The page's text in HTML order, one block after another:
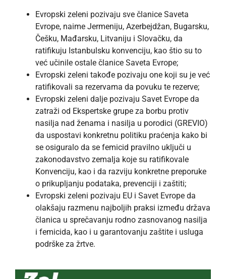
Evropski zeleni pozivaju sve članice Saveta
Evrope, naime Jermeniju, Azerbejdžan, Bugarsku,
Češku, Mađarsku, Litvaniju i Slovačku, da
ratifikuju Istanbulsku konvenciju, kao štio su to
već učinile ostale članice Saveta Evrope;
Evropski zeleni takođe pozivaju one koji su je već
ratifikovali sa rezervama da povuku te rezerve;
Evropski zeleni dalje pozivaju Savet Evrope da
zatraži od Ekspertske grupe za borbu protiv
nasilja nad ženama i nasilja u porodici (GREVIO)
da uspostavi konkretnu politiku praćenja kako bi
se osiguralo da se femicid pravilno uključi u
zakonodavstvo zemalja koje su ratifikovale
Konvenciju, kao i da razviju konkretne preporuke
o prikupljanju podataka, prevenciji i zaštiti;
Evropski zeleni pozivaju EU i Savet Evrope da
olakšaju razmenu najboljih praksi između država
članica u sprečavanju rodno zasnovanog nasilja
i femicida, kao i u garantovanju zaštite i usluga
podrške za žrtve.